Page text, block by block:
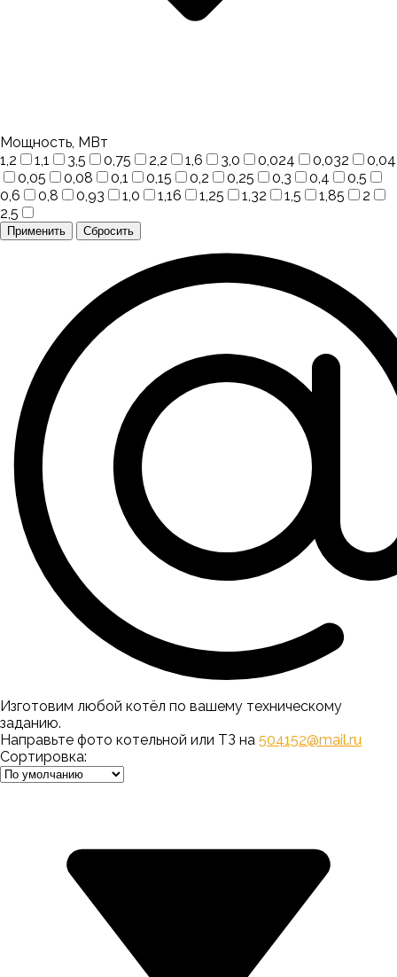
Мощность, МВт
1,2
1,1 3,5 0,75 2,2 1,6 3,0 0,024 0,032
0,04
0,05
0,08 0,1 0,15 0,2 0,25 0,3 0,4
0,5
0,6
0,8 0,93 1,0 1,16 1,25 1,32 1,5 1,85
2
2,5
Применить Сбросить
Изготовим любой котёл по вашему техническому
заданию.
Направьте фото котельной или ТЗ на 504152@mail.ru
Сортировка: